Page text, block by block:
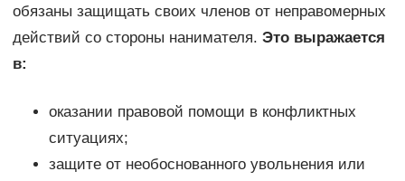
обязаны защищать своих членов от неправомерных
действий со стороны нанимателя. Это выражается
в:
оказании правовой помощи в конфликтных
ситуациях;
защите от необоснованного увольнения или